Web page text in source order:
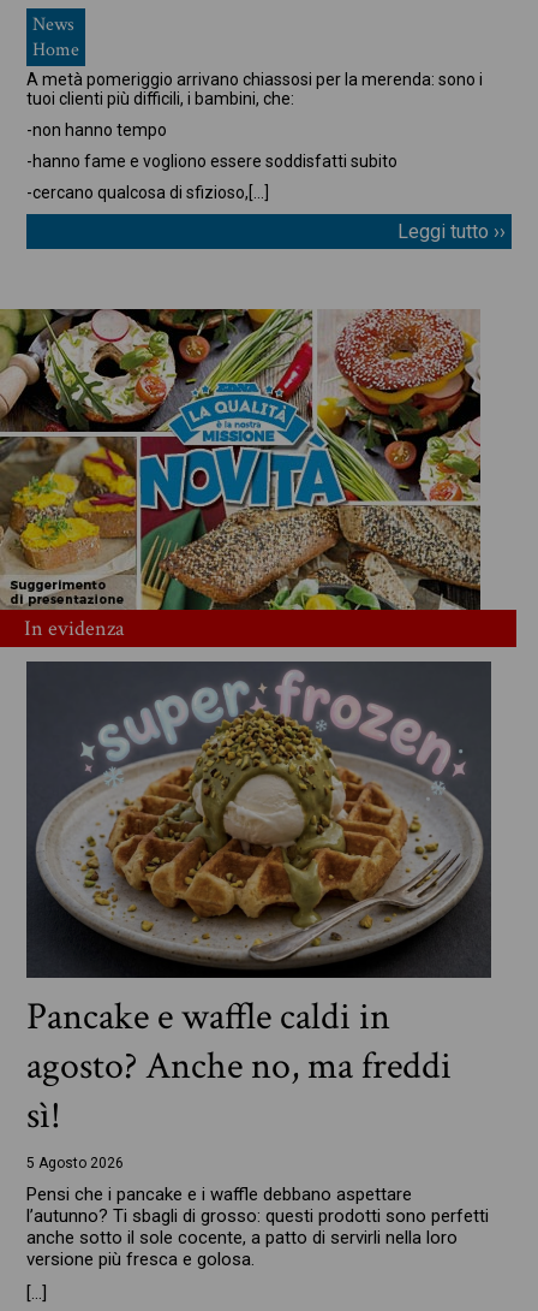
News
Home
A metà pomeriggio arrivano chiassosi per la merenda: sono i
tuoi clienti più difficili, i bambini, che:
-non hanno tempo
-hanno fame e vogliono essere soddisfatti subito
-cercano qualcosa di sfizioso,
Leggi tutto ››
In evidenza
Pancake e waffle caldi in
agosto? Anche no, ma freddi
sì!
5 Agosto 2026
Pensi che i pancake e i waffle debbano aspettare
l’autunno? Ti sbagli di grosso: questi prodotti sono perfetti
anche sotto il sole cocente, a patto di servirli nella loro
versione più fresca e golosa.
[…]